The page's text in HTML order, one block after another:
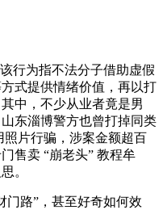
行为指不法分子借助虚假
式提供情绪价值，再以打
中，不少从业者竟是男
东淄博警方也曾打掉同类
照片行骗，涉案金额超百
售卖 “崩老头” 教程牟
。
路”，甚至好奇如何效